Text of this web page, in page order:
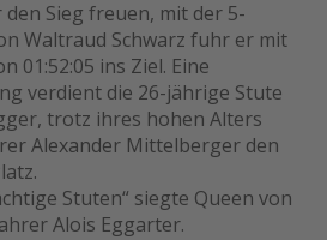
den Sieg freuen, mit der 5-
Waltraud Schwarz fuhr er mit
01:52:05 ins Ziel. Eine
verdient die 26-jährige Stute
trotz ihres hohen Alters
Alexander Mittelberger den
Stuten“ siegte Queen von
Alois Eggarter.